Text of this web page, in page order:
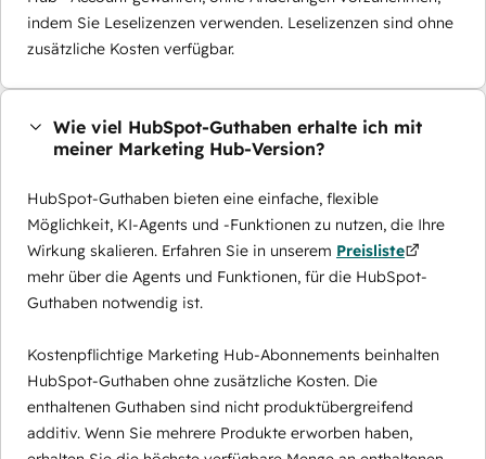
indem Sie Leselizenzen verwenden. Leselizenzen sind ohne
zusätzliche Kosten verfügbar.
Wie viel HubSpot-Guthaben erhalte ich mit
meiner Marketing Hub-Version?
HubSpot-Guthaben bieten eine einfache, flexible
Möglichkeit, KI-Agents und -Funktionen zu nutzen, die Ihre
Wirkung skalieren. Erfahren Sie in unserem Preisliste
mehr über die Agents und Funktionen, für die HubSpot-
Guthaben notwendig ist.
Kostenpflichtige Marketing Hub-Abonnements beinhalten
HubSpot-Guthaben ohne zusätzliche Kosten. Die
enthaltenen Guthaben sind nicht produktübergreifend
additiv. Wenn Sie mehrere Produkte erworben haben,